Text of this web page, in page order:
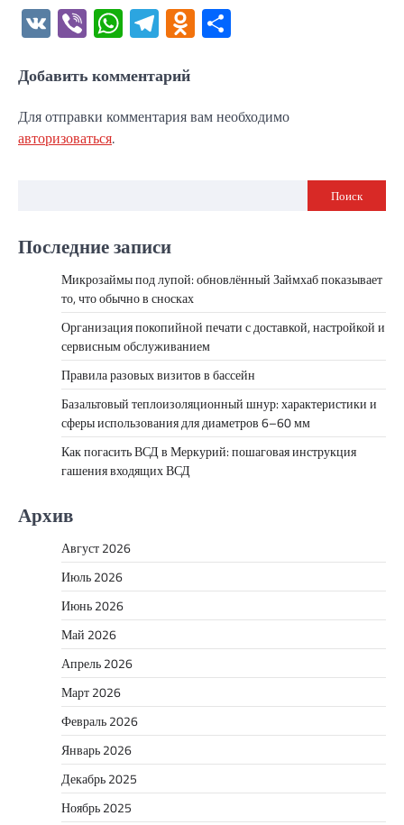
VK ViberWhatsApp
Telegram
Odnoklassniki
Добавить комментарий
Для отправки комментария вам необходимо
авторизоваться.
Поиск
Последние записи
Микрозаймы под лупой: обновлённый Займхаб показывает
то, что обычно в сносках
Организация покопийной печати с доставкой, настройкой и
сервисным обслуживанием
Правила разовых визитов в бассейн
Базальтовый теплоизоляционный шнур: характеристики и
сферы использования для диаметров 6–60 мм
Как погасить ВСД в Меркурий: пошаговая инструкция
гашения входящих ВСД
Архив
Август 2026
Июль 2026
Июнь 2026
Май 2026
Апрель 2026
Март 2026
Февраль 2026
Январь 2026
Декабрь 2025
Ноябрь 2025